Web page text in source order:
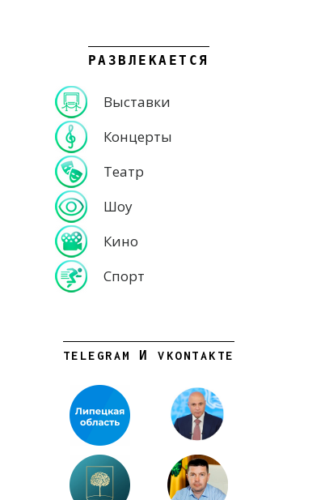
РАЗВЛЕКАЕТСЯ
Выставки
Концерты
Театр
Шоу
Кино
Спорт
TELEGRAM И VKONTAKTE